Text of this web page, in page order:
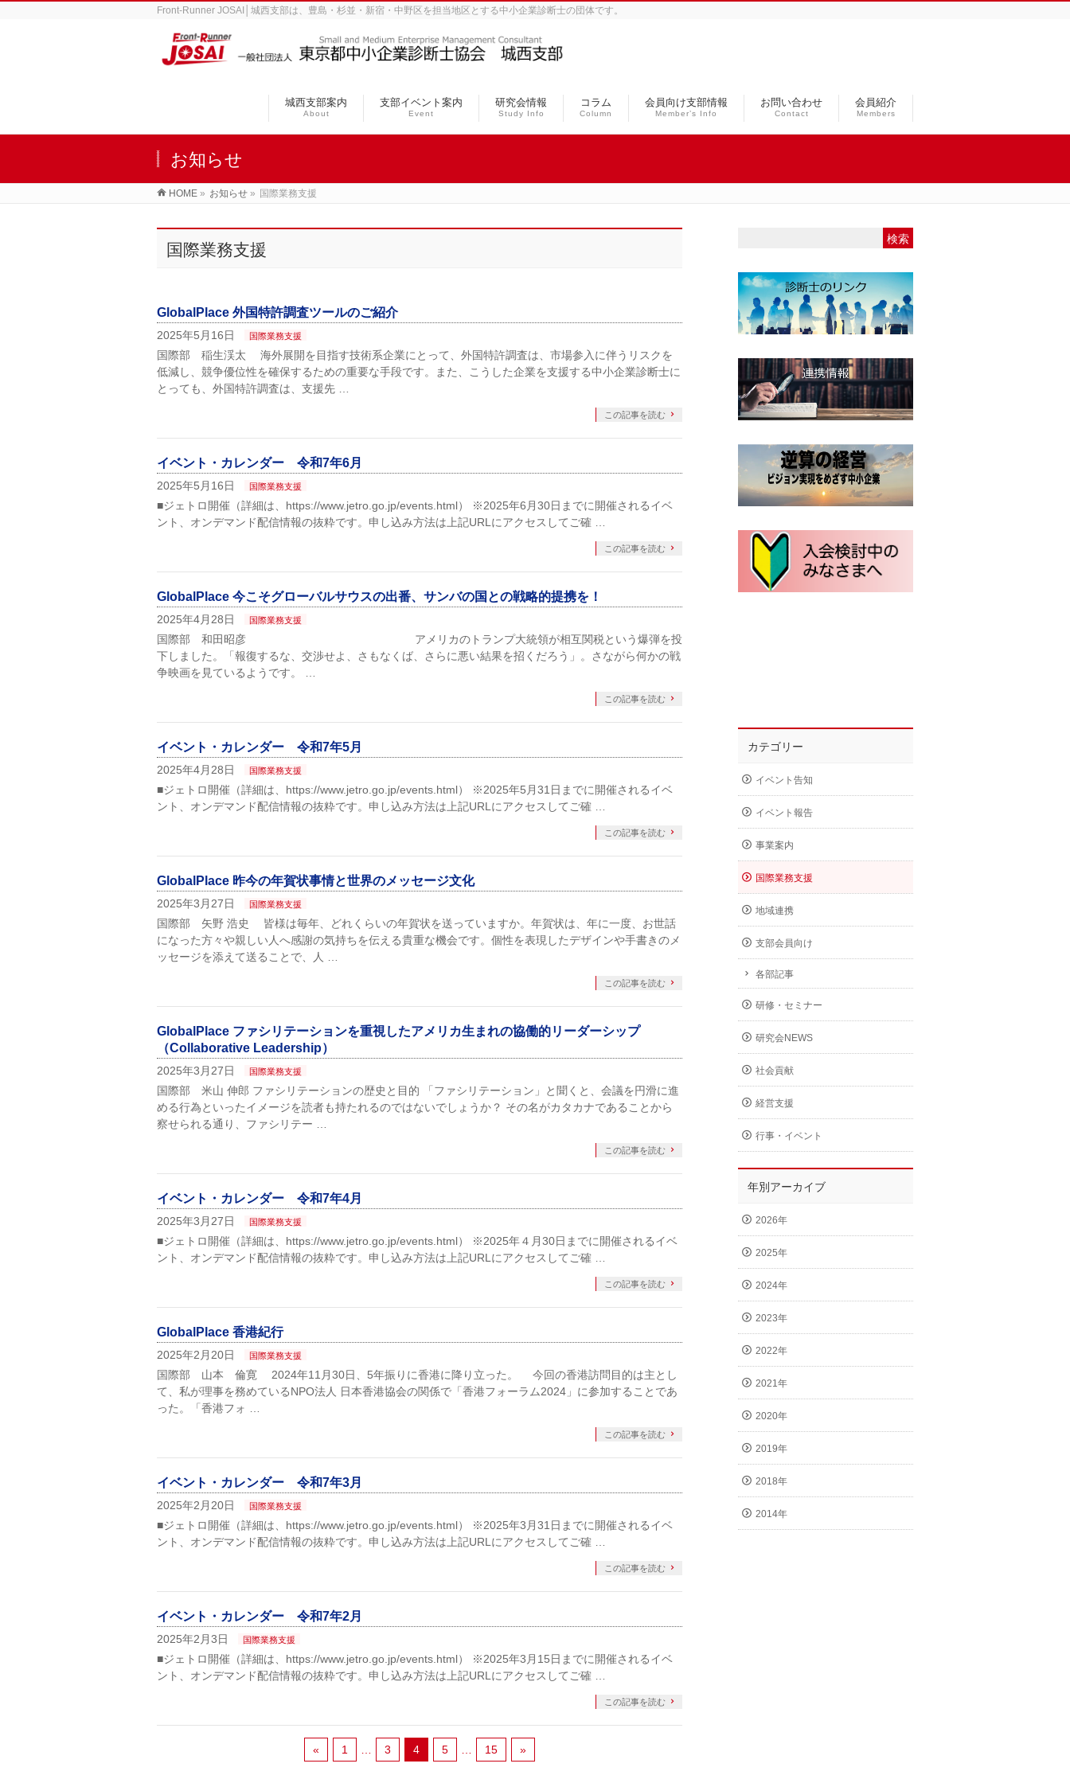
Front-Runner JOSAI│城西支部は、豊島・杉並・新宿・中野区を担当地区とする中小企業診断士の団体です。
城西支部案内
About
支部イベント案内
Event
研究会情報
Study Info
コラム
Column
会員向け支部情報
Member’s Info
お問い合わせ
Contact
会員紹介
Members
お知らせ
HOME » お知らせ » 国際業務支援
国際業務支援
GlobalPlace 外国特許調査ツールのご紹介
2025年5月16日 国際業務支援
国際部 稲生渓太 海外展開を目指す技術系企業にとって、外国特許調査は、市場参入に伴うリスクを
低減し、競争優位性を確保するための重要な手段です。また、こうした企業を支援する中小企業診断士に
とっても、外国特許調査は、支援先 …
この記事を読む
イベント・カレンダー 令和7年6月
2025年5月16日 国際業務支援
■ジェトロ開催（詳細は、https://www.jetro.go.jp/events.html） ※2025年6月30日までに開催されるイベ
ント、オンデマンド配信情報の抜粋です。申し込み方法は上記URLにアクセスしてご確 …
この記事を読む
GlobalPlace 今こそグローバルサウスの出番、サンバの国との戦略的提携を！
2025年4月28日 国際業務支援
国際部 和田昭彦 アメリカのトランプ大統領が相互関税という爆弾を投
下しました。「報復するな、交渉せよ、さもなくば、さらに悪い結果を招くだろう」。さながら何かの戦
争映画を見ているようです。 …
この記事を読む
イベント・カレンダー 令和7年5月
2025年4月28日 国際業務支援
■ジェトロ開催（詳細は、https://www.jetro.go.jp/events.html） ※2025年5月31日までに開催されるイベ
ント、オンデマンド配信情報の抜粋です。申し込み方法は上記URLにアクセスしてご確 …
この記事を読む
GlobalPlace 昨今の年賀状事情と世界のメッセージ文化
2025年3月27日 国際業務支援
国際部 矢野 浩史 皆様は毎年、どれくらいの年賀状を送っていますか。年賀状は、年に一度、お世話
になった方々や親しい人へ感謝の気持ちを伝える貴重な機会です。個性を表現したデザインや手書きのメ
ッセージを添えて送ることで、人 …
この記事を読む
GlobalPlace ファシリテーションを重視したアメリカ生まれの協働的リーダーシップ
（Collaborative Leadership）
2025年3月27日 国際業務支援
国際部 米山 伸郎 ファシリテーションの歴史と目的 「ファシリテーション」と聞くと、会議を円滑に進
める行為といったイメージを読者も持たれるのではないでしょうか？ その名がカタカナであることから
察せられる通り、ファシリテー …
この記事を読む
イベント・カレンダー 令和7年4月
2025年3月27日 国際業務支援
■ジェトロ開催（詳細は、https://www.jetro.go.jp/events.html） ※2025年４月30日までに開催されるイベ
ント、オンデマンド配信情報の抜粋です。申し込み方法は上記URLにアクセスしてご確 …
この記事を読む
GlobalPlace 香港紀行
2025年2月20日 国際業務支援
国際部 山本 倫寛 2024年11月30日、5年振りに香港に降り立った。 今回の香港訪問目的は主とし
て、私が理事を務めているNPO法人 日本香港協会の関係で「香港フォーラム2024」に参加することであ
った。「香港フォ …
この記事を読む
イベント・カレンダー 令和7年3月
2025年2月20日 国際業務支援
■ジェトロ開催（詳細は、https://www.jetro.go.jp/events.html） ※2025年3月31日までに開催されるイベ
ント、オンデマンド配信情報の抜粋です。申し込み方法は上記URLにアクセスしてご確 …
この記事を読む
イベント・カレンダー 令和7年2月
2025年2月3日 国際業務支援
■ジェトロ開催（詳細は、https://www.jetro.go.jp/events.html） ※2025年3月15日までに開催されるイベ
ント、オンデマンド配信情報の抜粋です。申し込み方法は上記URLにアクセスしてご確 …
この記事を読む
« 1 3 4 5 15 »
カテゴリー
イベント告知
イベント報告
事業案内
国際業務支援
地域連携
支部会員向け
各部記事
研修・セミナー
研究会NEWS
社会貢献
経営支援
行事・イベント
年別アーカイブ
2026年
2025年
2024年
2023年
2022年
2021年
2020年
2019年
2018年
2014年